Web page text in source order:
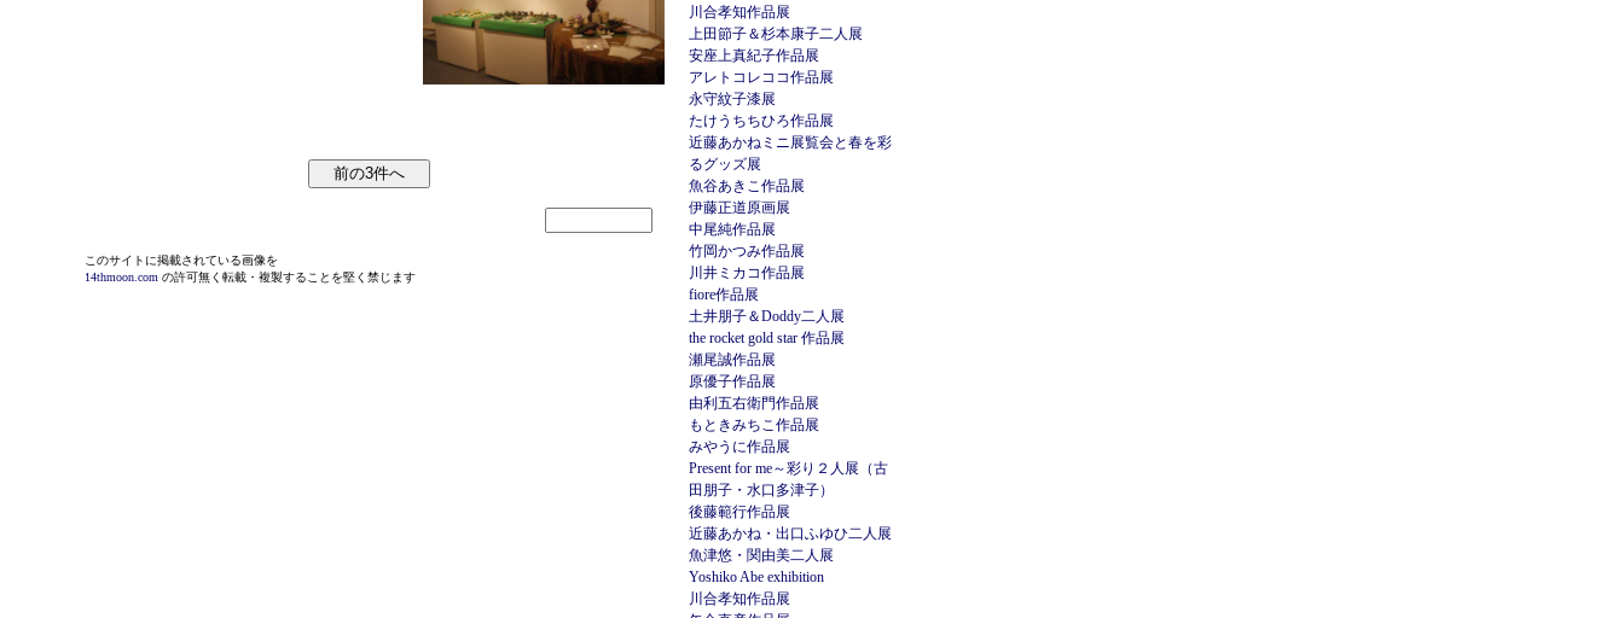
川合孝知作品展
上田節子＆杉本康子二人展
安座上真紀子作品展
アレトコレココ作品展
永守紋子漆展
たけうちちひろ作品展
近藤あかねミニ展覧会と春を彩
るグッズ展
魚谷あきこ作品展
伊藤正道原画展
中尾純作品展
竹岡かつみ作品展
川井ミカコ作品展
fiore作品展
土井朋子＆Doddy二人展
the rocket gold star 作品展
瀬尾誠作品展
原優子作品展
由利五右衛門作品展
もときみちこ作品展
みやうに作品展
Present for me～彩り２人展（古
田朋子・水口多津子）
後藤範行作品展
近藤あかね・出口ふゆひ二人展
魚津悠・関由美二人展
Yoshiko Abe exhibition
川合孝知作品展
このサイトに掲載されている画像を
14thmoon.com の許可無く転載・複製することを堅く禁じます